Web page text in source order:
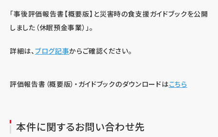
「事後評価報告書【概要版】と災害時の食支援ガイドブックを公開
しました（休眠預金事業）」。
詳細は、 ブログ記事からご確認ください。
評価報告書（概要版）・ガイドブックのダウンロードはこちら
本件に関するお問い合わせ先